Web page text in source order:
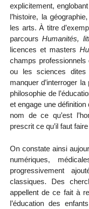
explicitement,
l’histoire, la
les arts. À titre
parcoursHumanités,
licences et masters
champs
ou les sciences dites
manquer d’interroger
philosophie de
et engage une
nom de ce qu’est
prescrit ce qu’il faut
On constate ainsi
numériques,
progressivement
classiques. Des
appellent de ce fait à
l’éducation des